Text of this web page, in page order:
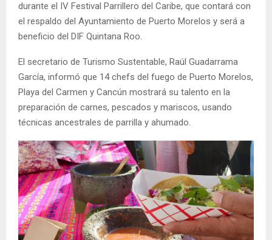
durante el IV Festival Parrillero del Caribe, que contará con
el respaldo del Ayuntamiento de Puerto Morelos y será a
beneficio del DIF Quintana Roo.
El secretario de Turismo Sustentable, Raúl Guadarrama
García, informó que 14 chefs del fuego de Puerto Morelos,
Playa del Carmen y Cancún mostrará su talento en la
preparación de carnes, pescados y mariscos, usando
técnicas ancestrales de parrilla y ahumado.